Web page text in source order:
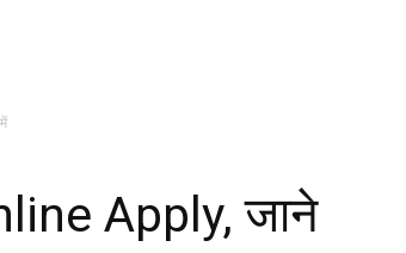
Apply, जाने